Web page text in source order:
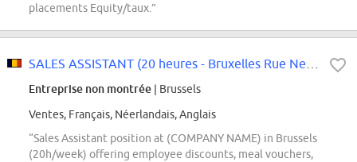
placements Equity/taux.”
Entreprise non montrée | Brussels
Ventes, Français, Néerlandais, Anglais
“Sales Assistant position at (COMPANY NAME) in Brussels
(20h/week) offering employee discounts, meal vouchers,